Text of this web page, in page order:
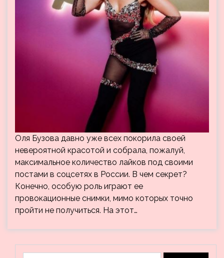
Оля Бузова давно уже всех покорила своей
невероятной красотой и собрала, пожалуй,
максимальное количество лайков под своими
постами в соцсетях в России. В чем секрет?
Конечно, особую роль играют ее
провокационные снимки, мимо которых точно
пройти не получиться. На этот…